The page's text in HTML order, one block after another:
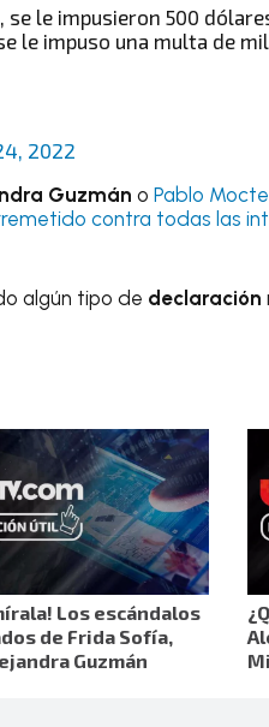
le impusieron 500
le impuso una multa de
2022
Guzmán o Pablo
contra todas las
algún tipo de declaración
Los escándalos
de Frida Sofía,
Guzmán